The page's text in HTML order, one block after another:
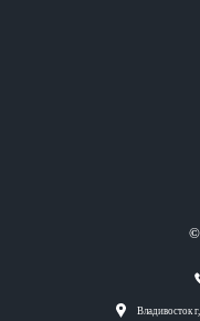
©
Владивосток